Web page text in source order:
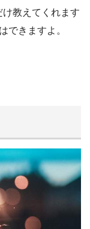
教えてくれます
できますよ。